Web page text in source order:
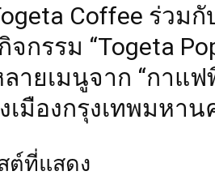
Coffee ร่วมกั
จกรรม “Togeta
ายเมนูจาก “กาแฟ
เมืองกรุงเทพมหาน
ต์ที่แสดง